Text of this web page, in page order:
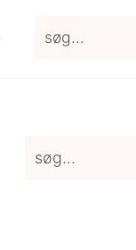
Sidebar
søg...